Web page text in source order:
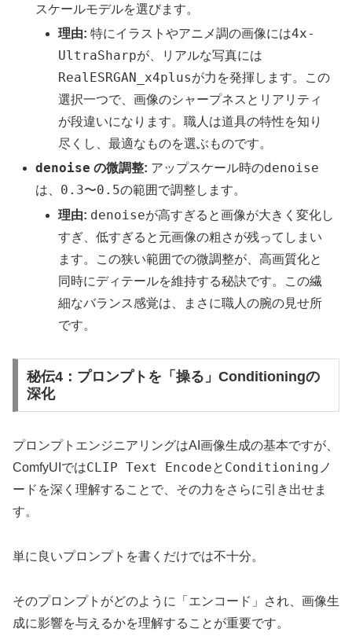
スケールモデルを選びます。
理由: 特にイラストやアニメ調の画像には4x-
UltraSharpが、リアルな写真には
RealESRGAN_x4plusが力を発揮します。この
選択一つで、画像のシャープネスとリアリティ
が段違いになります。職人は道具の特性を知り
尽くし、最適なものを選ぶものです。
denoise の微調整: アップスケール時のdenoise
は、 0.3〜0.5の範囲で調整します。
理由: denoiseが高すぎると画像が大きく変化し
すぎ、低すぎると元画像の粗さが残ってしまい
ます。この狭い範囲での微調整が、高画質化と
同時にディテールを維持する秘訣です。この繊
細なバランス感覚は、まさに職人の腕の見せ所
です。
秘伝4：プロンプトを「操る」Conditioningの
深化
プロンプトエンジニアリングはAI画像生成の基本ですが、
ComfyUIではCLIP Text Encodeと Conditioning ノ
ードを深く理解することで、その力をさらに引き出せま
す。
単に良いプロンプトを書くだけでは不十分。
そのプロンプトがどのように「エンコード」され、画像生
成に影響を与えるかを理解することが重要です。